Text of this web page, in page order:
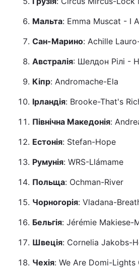
Мальта: Emma Muscat - I
Сан-Марино: Achille
Австралія: Шелдон Рілі -
Кіпр: Andromache-Ela
Ірландія: Brooke-That's
Північна Македонія:
Естонія: Stefan-Hope
Румунія: WRS-Llámame
Польща: Ochman-River
Чорногорія: Vladana-
Бельгія: Jérémie Makiese-
Швеція: Cornelia Jakobs-
Чехія: We Are Domi-Lights